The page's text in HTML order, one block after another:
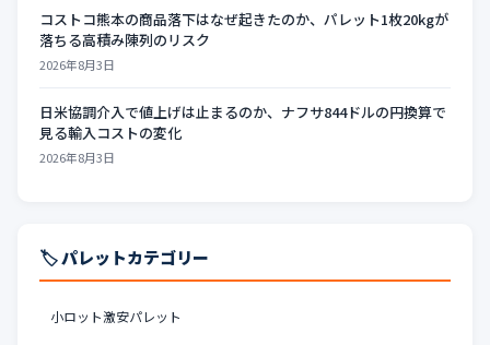
コストコ熊本の商品落下はなぜ起きたのか、パレット1枚20kgが
落ちる高積み陳列のリスク
2026年8月3日
日米協調介入で値上げは止まるのか、ナフサ844ドルの円換算で
見る輸入コストの変化
2026年8月3日
🏷️ パレットカテゴリー
小ロット激安パレット